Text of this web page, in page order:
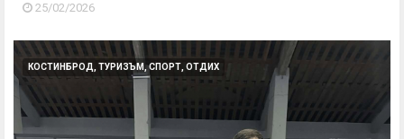
25/02/2026
КОСТИНБРОД, ТУРИЗЪМ, СПОРТ, ОТДИХ